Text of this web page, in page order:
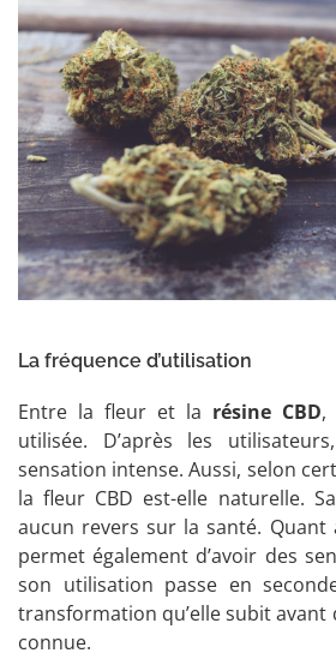
La fréquence d’utilisation
Entre la fleur et la résine CBD,
utilisée. D’après les
sensation intense. Aussi, selon
la fleur CBD est-elle naturelle.
aucun revers sur la santé. Quant
permet également d’avoir des
son utilisation passe en
transformation qu’elle subit
connue.